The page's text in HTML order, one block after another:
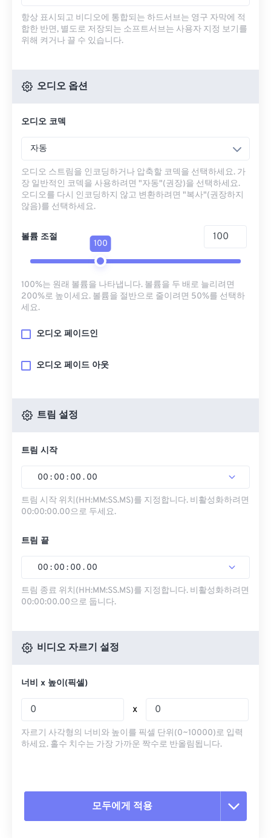
항상 표시되고 비디오에 통합되는 하드서브는 영구 자막에 적
합한 반면, 별도로 저장되는 소프트서브는 사용자 지정 보기를
위해 켜거나 끌 수 있습니다.
오디오 옵션
오디오 코덱
자동
오디오 스트림을 인코딩하거나 압축할 코덱을 선택하세요. 가
장 일반적인 코덱을 사용하려면 "자동"(권장)을 선택하세요.
오디오를 다시 인코딩하지 않고 변환하려면 "복사"(권장하지
않음)를 선택하세요.
볼륨 조절
100
100%는 원래 볼륨을 나타냅니다. 볼륨을 두 배로 늘리려면
200%로 높이세요. 볼륨을 절반으로 줄이려면 50%를 선택하
세요.
오디오 페이드인
오디오 페이드 아웃
트림 설정
트림 시작
00 : 00 : 00 . 00
트림 시작 위치(HH:MM:SS.MS)를 지정합니다. 비활성화하려면
00:00:00.00으로 두세요.
트림 끝
00 : 00 : 00 . 00
트림 종료 위치(HH:MM:SS.MS)를 지정합니다. 비활성화하려면
00:00:00.00으로 둡니다.
비디오 자르기 설정
너비 x 높이(픽셀)
x
자르기 사각형의 너비와 높이를 픽셀 단위(0~10000)로 입력
하세요. 홀수 치수는 가장 가까운 짝수로 반올림됩니다.
모두에게 적용